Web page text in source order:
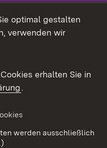
optimal gestalten
verwenden wir
erhalten Sie in
.
werden ausschließlich